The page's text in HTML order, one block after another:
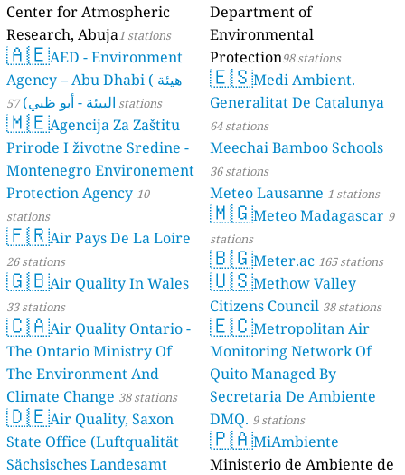
Center for Atmospheric
Research, Abuja1 stations
🇦🇪AED - Environment
Agency – Abu Dhabi ( هيئة
البيئة - أبو ظبي) 57 stations
🇲🇪Agencija Za Zaštitu
Prirode I životne Sredine -
Montenegro Environement
Protection Agency 10
stations
🇫🇷Air Pays De La Loire
26 stations
🇬🇧Air Quality In Wales
33 stations
🇨🇦Air Quality Ontario -
The Ontario Ministry Of
The Environment And
Climate Change 38 stations
🇩🇪Air Quality, Saxon
State Office (Luftqualität
Sächsisches Landesamt
Department of
Environmental
Protection98 stations
🇪🇸Medi Ambient.
Generalitat De Catalunya
64 stations
Meechai Bamboo Schools
36 stations
Meteo Lausanne 1 stations
🇲🇬Meteo Madagascar 9
stations
🇧🇬Meter.ac 165 stations
🇺🇸Methow Valley
Citizens Council 38 stations
🇪🇨Metropolitan Air
Monitoring Network Of
Quito Managed By
Secretaria De Ambiente
DMQ. 9 stations
🇵🇦MiAmbiente
Ministerio de Ambiente de